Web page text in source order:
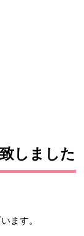
しました
ます。